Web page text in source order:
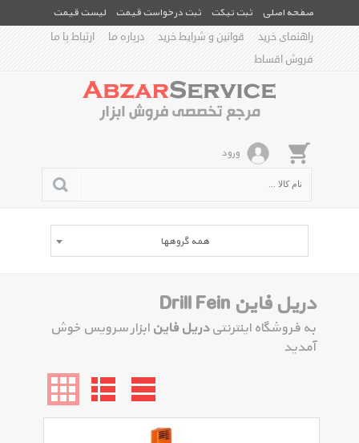
صفحه اصلی ثبت تیکت ثبت درخواست قیمت
لیست قیمت
راهنمای خرید
قوانین و شرایط خرید درباره ما
ارتباط با ما
فروش اقساط
ورود
همه گروهها
دریل فاین Drill Fein
به فروشگاه اینترنتیدریل فاین ابزار سرویس خوش
آمدید